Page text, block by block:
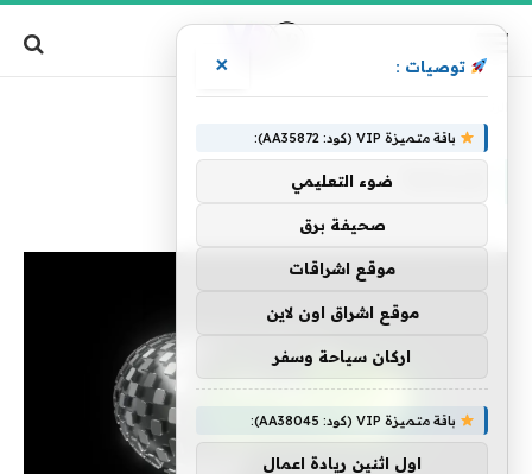
توصيات : ×
باقة متميزة VIP (كود: AA35872):
ضوء التعليمي
صحيفة برق
موقع اشراقات
موقع اشراق اون لاين
اركان سياحة وسفر
باقة متميزة VIP (كود: AA38045):
اول اثنين ريادة اعمال